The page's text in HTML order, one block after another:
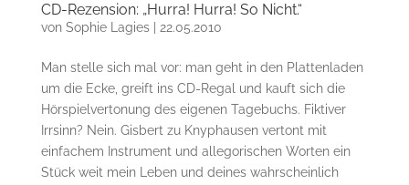
CD-Rezension: „Hurra! Hurra! So Nicht.“
von Sophie Lagies| 22.05.2010
Man stelle sich mal vor: man geht in den Plattenladen
um die Ecke, greift ins CD-Regal und kauft sich die
Hörspielvertonung des eigenen Tagebuchs. Fiktiver
Irrsinn? Nein. Gisbert zu Knyphausen vertont mit
einfachem Instrument und allegorischen Worten ein
Stück weit mein Leben und deines wahrscheinlich